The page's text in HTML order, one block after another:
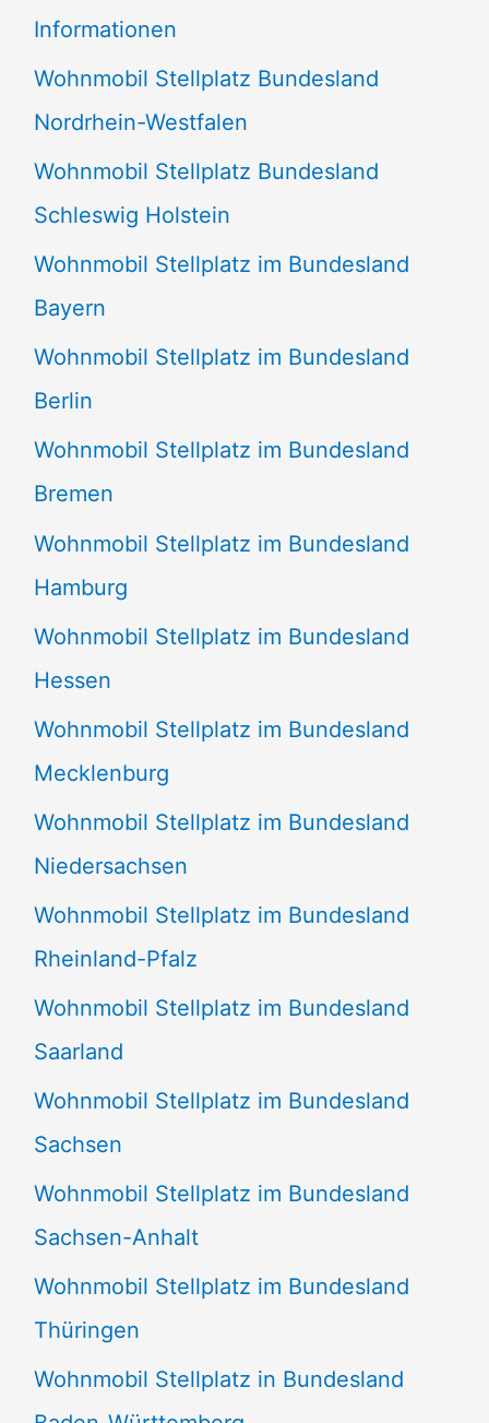
n
n
a
c
h
:
Informationen
Wohnmobil Stellplatz Bundesland
Nordrhein-Westfalen
Wohnmobil Stellplatz Bundesland
Schleswig Holstein
Wohnmobil Stellplatz im Bundesland
Bayern
Wohnmobil Stellplatz im Bundesland
Berlin
Wohnmobil Stellplatz im Bundesland
Bremen
Wohnmobil Stellplatz im Bundesland
Hamburg
Wohnmobil Stellplatz im Bundesland
Hessen
Wohnmobil Stellplatz im Bundesland
Mecklenburg
Wohnmobil Stellplatz im Bundesland
Niedersachsen
Wohnmobil Stellplatz im Bundesland
Rheinland-Pfalz
Wohnmobil Stellplatz im Bundesland
Saarland
Wohnmobil Stellplatz im Bundesland
Sachsen
Wohnmobil Stellplatz im Bundesland
Sachsen-Anhalt
Wohnmobil Stellplatz im Bundesland
Thüringen
Wohnmobil Stellplatz in Bundesland